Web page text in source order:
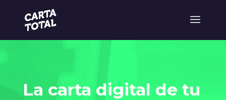
La carta digital de tu